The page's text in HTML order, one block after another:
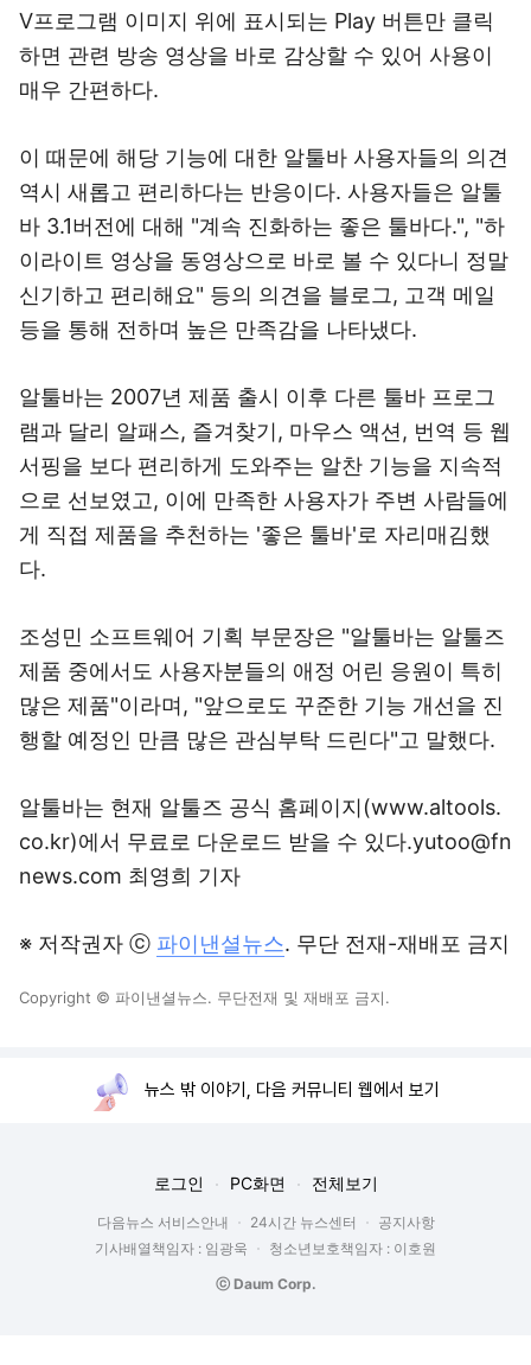
V프로그램 이미지 위에 표시되는 Play 버튼만 클릭
하면 관련 방송 영상을 바로 감상할 수 있어 사용이
매우 간편하다.
이 때문에 해당 기능에 대한 알툴바 사용자들의 의견
역시 새롭고 편리하다는 반응이다. 사용자들은 알툴
바 3.1버전에 대해 "계속 진화하는 좋은 툴바다.", "하
이라이트 영상을 동영상으로 바로 볼 수 있다니 정말
신기하고 편리해요" 등의 의견을 블로그, 고객 메일
등을 통해 전하며 높은 만족감을 나타냈다.
알툴바는 2007년 제품 출시 이후 다른 툴바 프로그
램과 달리 알패스, 즐겨찾기, 마우스 액션, 번역 등 웹
서핑을 보다 편리하게 도와주는 알찬 기능을 지속적
으로 선보였고, 이에 만족한 사용자가 주변 사람들에
게 직접 제품을 추천하는 '좋은 툴바'로 자리매김했
다.
조성민 소프트웨어 기획 부문장은 "알툴바는 알툴즈
제품 중에서도 사용자분들의 애정 어린 응원이 특히
많은 제품"이라며, "앞으로도 꾸준한 기능 개선을 진
행할 예정인 만큼 많은 관심부탁 드린다"고 말했다.
알툴바는 현재 알툴즈 공식 홈페이지(www.altools.
co.kr)에서 무료로 다운로드 받을 수 있다.yutoo@fn
news.com 최영희 기자
※ 저작권자 ⓒ 파이낸셜뉴스. 무단 전재-재배포 금지
Copyright © 파이낸셜뉴스. 무단전재 및 재배포 금지.
뉴스 밖 이야기, 다음 커뮤니티 웹에서 보기
로그인 PC화면 전체보기
다음뉴스 서비스안내 24시간 뉴스센터
공지사항
기사배열책임자 : 임광욱
청소년보호책임자 : 이호원
ⓒ Daum Corp.